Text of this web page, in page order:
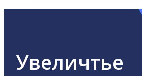
Увеличтье